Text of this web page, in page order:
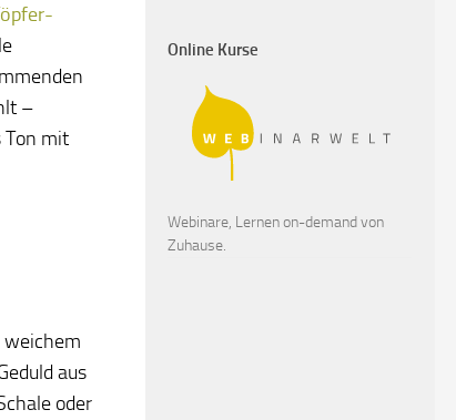
–
Ton mit
weichem
aus
oder
Online Kurse
Webinare, Lernen on-demand von
Zuhause.